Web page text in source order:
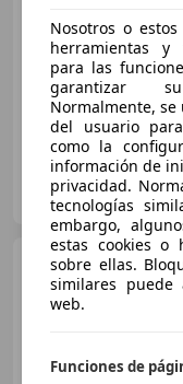
02/2018 51.502
DL MOTOR
ES-29004 MALAGA
Nosotros o
herramientas y
para las
garantizar
Normalmente,
del usuario
como la
información de
privacidad.
tecnologías
embargo,
estas cookies o
sobre ellas.
similares
web.
Funciones de